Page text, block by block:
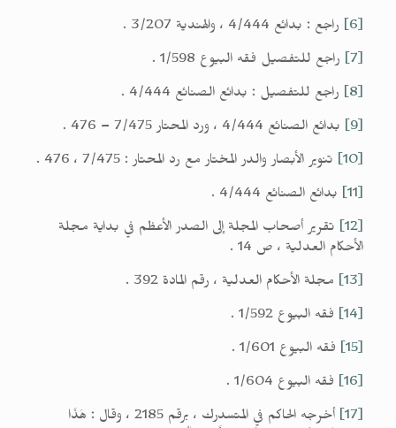
[6]
راجع : بدائع 4/444 ، والهندية 3/207 .
[7]
راجع للتفصيل فقه البيوع 1/598 .
[8]
راجع للتفصيل : بدائع الصنائع 4/444 .
[9]
بدائع الصنائع 4/444 ، ورد المحتار 7/475 – 476 .
[10]
تنوير الأبصار والدر المختار مع رد المحتار : 7/475 ، 476 .
[11]
بدائع الصنائع 4/444 .
[12]
تقرير أصحاب المجلة إلى الصدر الأعظم في بداية مجلة
الأحكام العدلية ، ص 14 .
[13]
مجلة الأحكام العدلية ، رقم المادة 392 .
[14]
فقه البيوع 1/592 .
[15]
فقه البيوع 1/601 .
[16]
فقه البيوع 1/604 .
[17]
أخرجه الحاكم في المتسدرك ، برقم 2185 ، وقال : هَذَا